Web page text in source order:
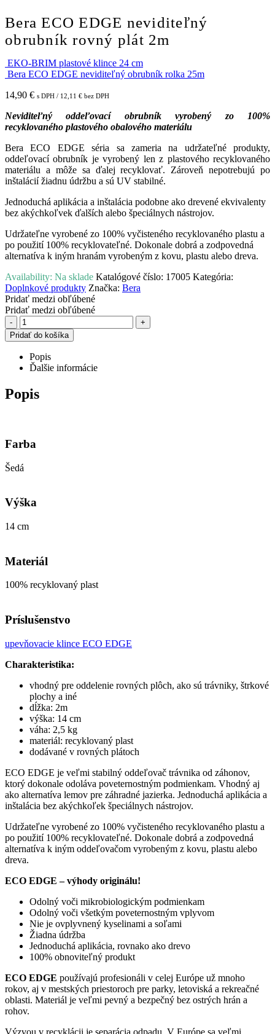
Bera ECO EDGE neviditeľný
obrubník rovný plát 2m
EKO-BRIM plastové klince 24 cm
Bera ECO EDGE neviditeľný obrubník rolka 25m
14,90 € s DPH / 12,11 € bez DPH
Neviditeľný oddeľovací obrubník vyrobený zo 100%
recyklovaného plastového obalového materiálu
Bera ECO EDGE séria sa zameria na udržateľné produkty,
oddeľovací obrubník je vyrobený len z plastového recyklovaného
materiálu a môže sa ďalej recyklovať. Zároveň nepotrebujú po
inštalácií žiadnu údržbu a sú UV stabilné.
Jednoduchá aplikácia a inštalácia podobne ako drevené ekvivalenty
bez akýchkoľvek ďalších alebo špeciálnych nástrojov.
Udržateľne vyrobené zo 100% vyčisteného recyklovaného plastu a
po použití 100% recyklovateľné. Dokonale dobrá a zodpovedná
alternatíva k iným hranám vyrobeným z kovu, plastu alebo dreva.
Availability: Na sklade Katalógové číslo: 17005 Kategória:
Doplnkové produkty Značka: Bera
Pridať medzi obľúbené
Pridať medzi obľúbené
-
+
Pridať do košíka
Popis
Ďalšie informácie
Popis
Farba
Šedá
Výška
14 cm
Materiál
100% recyklovaný plast
Príslušenstvo
upevňovacie klince ECO EDGE
Charakteristika:
vhodný pre oddelenie rovných plôch, ako sú trávniky, štrkové
plochy a iné
dĺžka: 2m
výška: 14 cm
váha: 2,5 kg
materiál: recyklovaný plast
dodávané v rovných plátoch
ECO EDGE je veľmi stabilný oddeľovač trávnika od záhonov,
ktorý dokonale odoláva poveternostným podmienkam. Vhodný aj
ako alternatíva lemov pre záhradné jazierka. Jednoduchá aplikácia a
inštalácia bez akýchkoľek špeciálnych nástrojov.
Udržateľne vyrobené zo 100% vyčisteného recyklovaného plastu a
po použití 100% recyklovateľné. Dokonale dobrá a zodpovedná
alternatíva k iným oddeľovačom vyrobeným z kovu, plastu alebo
dreva.
ECO EDGE – výhody originálu!
Odolný voči mikrobiologickým podmienkam
Odolný voči všetkým poveternostným vplyvom
Nie je ovplyvnený kyselinami a soľami
Žiadna údržba
Jednoduchá aplikácia, rovnako ako drevo
100% obnoviteľný produkt
ECO EDGE používajú profesionáli v celej Európe už mnoho
rokov, aj v mestských priestoroch pre parky, letoviská a rekreačné
oblasti. Materiál je veľmi pevný a bezpečný bez ostrých hrán a
rohov.
Výzvou v recyklácii je separácia odpadu. V Európe sa veľmi